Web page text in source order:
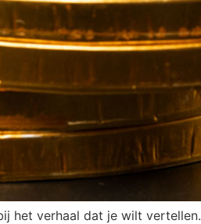
het verhaal dat je wilt vertellen.